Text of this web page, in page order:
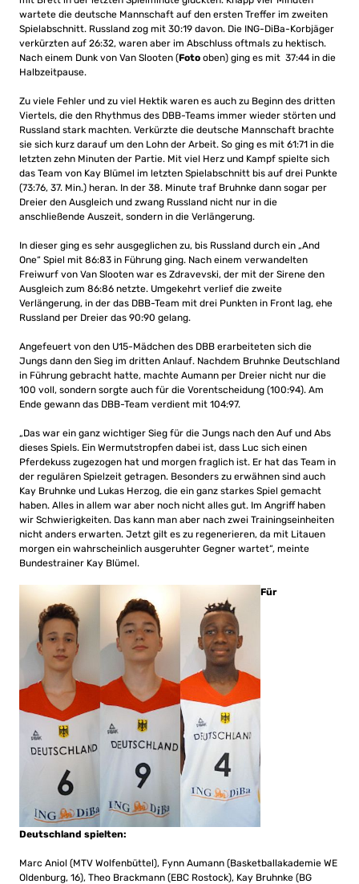
wartete die deutsche Mannschaft auf den ersten Treffer im zweiten
Spielabschnitt. Russland zog mit 30:19 davon. Die ING-DiBa-Korbjäger
verkürzten auf 26:32, waren aber im Abschluss oftmals zu hektisch.
Nach einem Dunk von Van Slooten (Foto oben) ging es mit 37:44 in die
Halbzeitpause.
Zu viele Fehler und zu viel Hektik waren es auch zu Beginn des dritten
Viertels, die den Rhythmus des DBB-Teams immer wieder störten und
Russland stark machten. Verkürzte die deutsche Mannschaft brachte
sie sich kurz darauf um den Lohn der Arbeit. So ging es mit 61:71 in die
letzten zehn Minuten der Partie. Mit viel Herz und Kampf spielte sich
das Team von Kay Blümel im letzten Spielabschnitt bis auf drei Punkte
(73:76, 37. Min.) heran. In der 38. Minute traf Bruhnke dann sogar per
Dreier den Ausgleich und zwang Russland nicht nur in die
anschließende Auszeit, sondern in die Verlängerung.
In dieser ging es sehr ausgeglichen zu, bis Russland durch ein „And
One“ Spiel mit 86:83 in Führung ging. Nach einem verwandelten
Freiwurf von Van Slooten war es Zdravevski, der mit der Sirene den
Ausgleich zum 86:86 netzte. Umgekehrt verlief die zweite
Verlängerung, in der das DBB-Team mit drei Punkten in Front lag, ehe
Russland per Dreier das 90:90 gelang.
Angefeuert von den U15-Mädchen des DBB erarbeiteten sich die
Jungs dann den Sieg im dritten Anlauf. Nachdem Bruhnke Deutschland
in Führung gebracht hatte, machte Aumann per Dreier nicht nur die
100 voll, sondern sorgte auch für die Vorentscheidung (100:94). Am
Ende gewann das DBB-Team verdient mit 104:97.
„Das war ein ganz wichtiger Sieg für die Jungs nach den Auf und Abs
dieses Spiels. Ein Wermutstropfen dabei ist, dass Luc sich einen
Pferdekuss zugezogen hat und morgen fraglich ist. Er hat das Team in
der regulären Spielzeit getragen. Besonders zu erwähnen sind auch
Kay Bruhnke und Lukas Herzog, die ein ganz starkes Spiel gemacht
haben. Alles in allem war aber noch nicht alles gut. Im Angriff haben
wir Schwierigkeiten. Das kann man aber nach zwei Trainingseinheiten
nicht anders erwarten. Jetzt gilt es zu regenerieren, da mit Litauen
morgen ein wahrscheinlich ausgeruhter Gegner wartet“, meinte
Bundestrainer Kay Blümel.
Für
Deutschland spielten:
Marc Aniol (MTV Wolfenbüttel), Fynn Aumann (Basketballakademie WE
Oldenburg, 16), Theo Brackmann (EBC Rostock), Kay Bruhnke (BG